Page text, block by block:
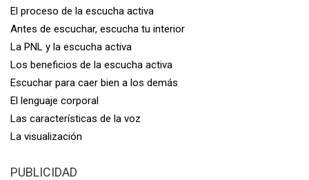
El proceso de la escucha activa
Antes de escuchar, escucha tu interior
La PNL y la escucha activa
Los beneficios de la escucha activa
Escuchar para caer bien a los demás
El lenguaje corporal
Las características de la voz
La visualización
PUBLICIDAD